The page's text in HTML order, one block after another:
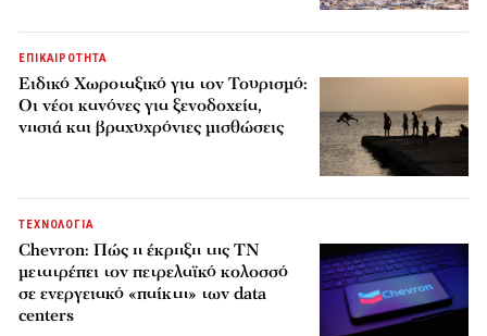
ΕΠΙΚΑΙΡΟΤΗΤΑ
Ειδικό Χωροταξικό για τον Τουρισμό:
Οι νέοι κανόνες για ξενοδοχεία,
νησιά και βραχυχρόνιες μισθώσεις
ΤΕΧΝΟΛΟΓΙΑ
Chevron: Πώς η έκρηξη της ΤΝ
μετατρέπει τον πετρελαϊκό κολοσσό
σε ενεργειακό «παίκτη» των data
centers